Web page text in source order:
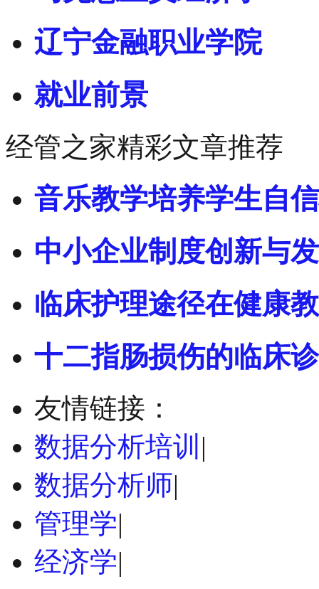
辽宁金融职业学院
就业前景
经管之家精彩文章推荐
音乐教学培养学生自
中小企业制度创新与
临床护理途径在健康
十二指肠损伤的临床
友情链接：
数据分析培训 |
数据分析师|
管理学|
经济学|